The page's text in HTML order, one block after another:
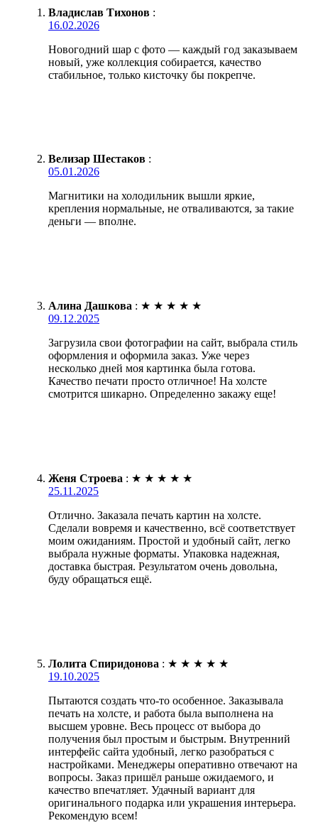
Владислав Тихонов :
16.02.2026
Новогодний шар с фото — каждый год заказываем
новый, уже коллекция собирается, качество
стабильное, только кисточку бы покрепче.
Велизар Шестаков :
05.01.2026
Магнитики на холодильник вышли яркие,
крепления нормальные, не отваливаются, за такие
деньги — вполне.
Алина Дашкова : ★ ★ ★ ★ ★
09.12.2025
Загрузила свои фотографии на сайт, выбрала стиль
оформления и оформила заказ. Уже через
несколько дней моя картинка была готова.
Качество печати просто отличное! На холсте
смотрится шикарно. Определенно закажу еще!
Женя Строева : ★ ★ ★ ★ ★
25.11.2025
Отлично. Заказала печать картин на холсте.
Сделали вовремя и качественно, всё соответствует
моим ожиданиям. Простой и удобный сайт, легко
выбрала нужные форматы. Упаковка надежная,
доставка быстрая. Результатом очень довольна,
буду обращаться ещё.
Лолита Спиридонова : ★ ★ ★ ★ ★
19.10.2025
Пытаются создать что-то особенное. Заказывала
печать на холсте, и работа была выполнена на
высшем уровне. Весь процесс от выбора до
получения был простым и быстрым. Внутренний
интерфейс сайта удобный, легко разобраться с
настройками. Менеджеры оперативно отвечают на
вопросы. Заказ пришёл раньше ожидаемого, и
качество впечатляет. Удачный вариант для
оригинального подарка или украшения интерьера.
Рекомендую всем!